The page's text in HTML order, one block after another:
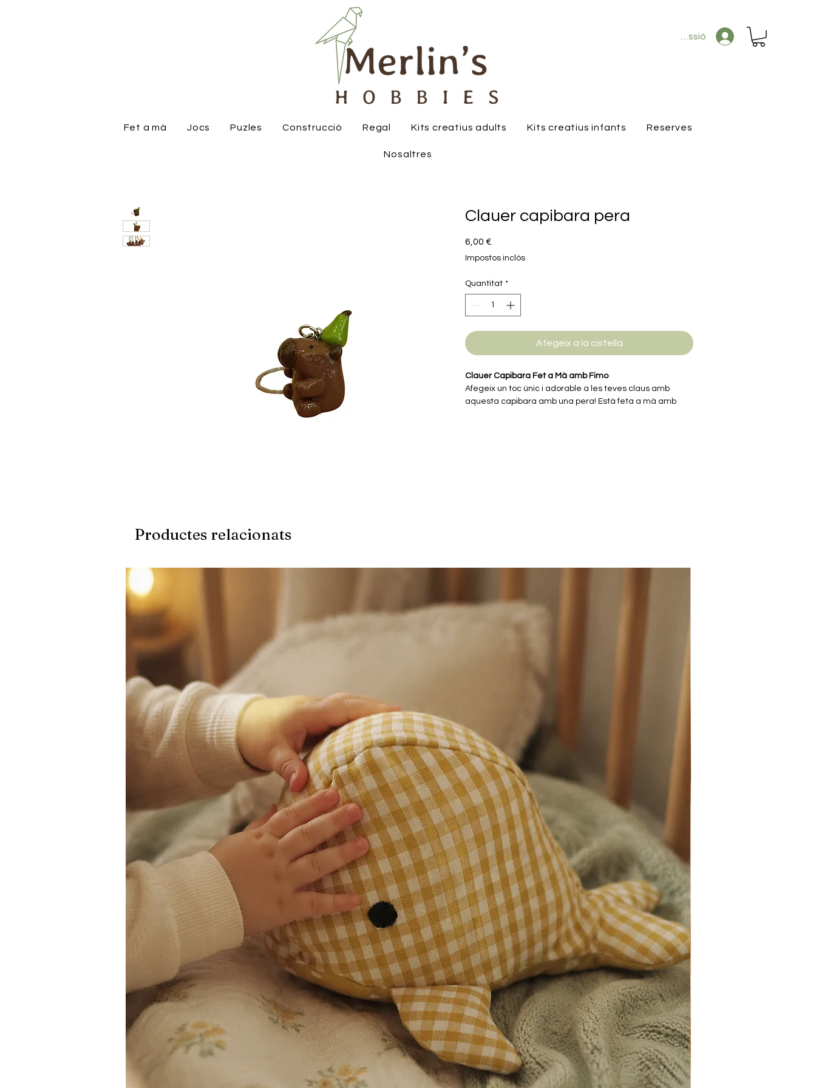
Inicia la sessió
Fet a mà Jocs Puzles Construcció Regal Kits creatius adults Kits creatius infants Reserves
Nosaltres
Clauer capibara pera
6,00 €
Impostos inclòs
Quantitat *
Afegeix a la cistella
Clauer Capibara Fet a Mà amb Fimo
Afegeix un toc únic i adorable a les teves claus amb
aquesta capibara amb una pera! Està feta a mà amb
Productes relacionats